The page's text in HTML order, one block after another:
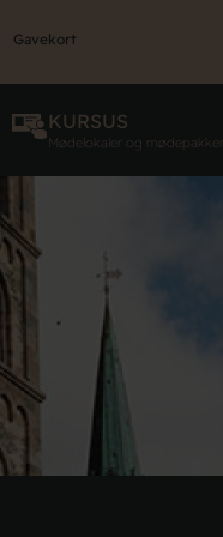
Gavekort
KURSUS
Mødelokaler og mødepakker